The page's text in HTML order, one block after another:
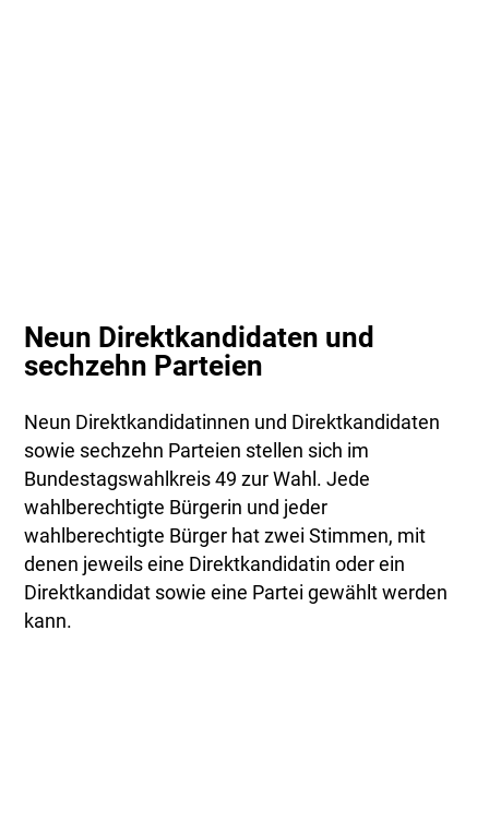
Neun Direktkandidaten und
sechzehn Parteien
Neun Direktkandidatinnen und Direktkandidaten
sowie sechzehn Parteien stellen sich im
Bundestagswahlkreis 49 zur Wahl. Jede
wahlberechtigte Bürgerin und jeder
wahlberechtigte Bürger hat zwei Stimmen, mit
denen jeweils eine Direktkandidatin oder ein
Direktkandidat sowie eine Partei gewählt werden
kann.